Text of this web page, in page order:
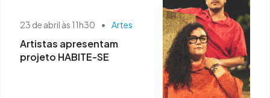
23 de abril às 11h30 • Artes
Artistas apresentam
projeto HABITE-SE